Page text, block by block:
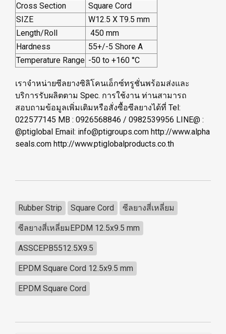
Cross Section
Square Cord
SIZE
W12.5 X T9.5 mm
Length/Roll
450 mm
Hardness
55+/-5 Shore A
Temperature Range -50 to +160 °C
เราจำหน่ายซีลยางซิลิโคนเอ็กซ์ทรูชั่นพร้อมส่งและ
บริการรับผลิตตาม Spec. การใช้งาน ท่านสามารถ
สอบถามข้อมูลเพิ่มเติมหรือสั่งซื้อซีลยางได้ที่ Tel:
022577145 MB : 0926568846 / 0982539956 LINE@ :
@ptiglobal Email: info@ptigroups.com http://www.alpha
seals.com http://www.ptiglobalproducts.co.th
Rubber Strip Square Cord ซีลยางสี่เหลี่ยม
ซีลยางสี่เหลี่ยมEPDM 12.5x9.5 mm
ASSCEPB5512.5X9.5
EPDM Square Cord 12.5x9.5 mm
EPDM Square Cord